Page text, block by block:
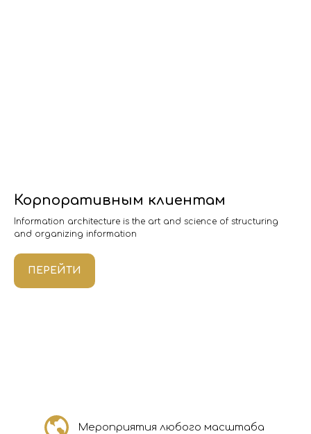
Корпоративным клиентам
Information architecture is the art and science of structuring
and organizing information
ПЕРЕЙТИ
Мероприятия любого масштаба